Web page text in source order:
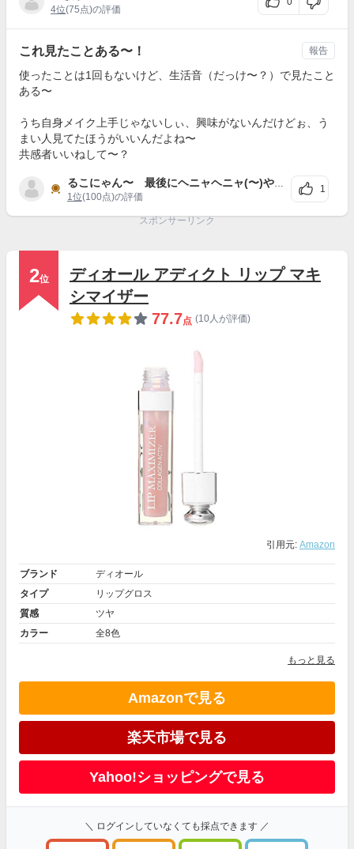
4位(75点)の評価
これ見たことある〜！
使ったことは1回もないけど、生活音（だっけ〜？）で見たこと
ある〜
うち自身メイク上手じゃないしぃ、興味がないんだけどぉ、う
まい人見てたほうがいいんだよね〜
共感者いいねして〜？
るこにゃん〜 最後にヘニャヘニャ(〜)やるのか好きぃ〜（常日常の会話でも〜）
1位(100点)の評価
1
報告
スポンサーリンク
2位
ディオール アディクト リップ マキ
シマイザー
77.7点 (10人が評価)
引用元: Amazon
ブランド
ディオール
タイプ
リップグロス
質感
ツヤ
カラー
全8色
もっと見る
Amazonで見る
楽天市場で見る
Yahoo!ショッピングで見る
＼ ログインしていなくても採点できます ／